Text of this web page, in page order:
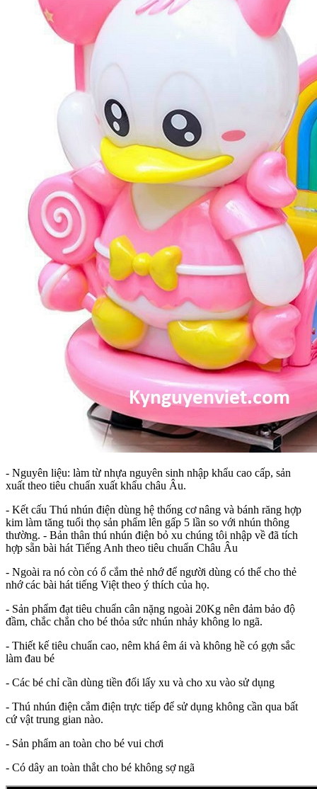
- Nguyên liệu: làm từ nhựa nguyên sinh nhập khẩu cao cấp, sản
xuất theo tiêu chuẩn xuất khẩu châu Âu.
- Kết cấu Thú nhún điện dùng hệ thống cơ nâng và bánh răng hợp
kim làm tăng tuổi thọ sản phẩm lên gấp 5 lần so với nhún thông
thường. - Bản thân thú nhún điện bỏ xu chúng tôi nhập về đã tích
hợp sẵn bài hát Tiếng Anh theo tiêu chuẩn Châu Âu
- Ngoài ra nó còn có ổ cắm thẻ nhớ để người dùng có thể cho thẻ
nhớ các bài hát tiếng Việt theo ý thích của họ.
- Sản phẩm đạt tiêu chuẩn cân nặng ngoài 20Kg nên đảm bảo độ
đầm, chắc chắn cho bé thỏa sức nhún nhảy không lo ngã.
- Thiết kế tiêu chuẩn cao, nêm khá êm ái và không hề có gợn sắc
làm đau bé
- Các bé chỉ cần dùng tiền đổi lấy xu và cho xu vào sử dụng
- Thú nhún điện cắm điện trực tiếp để sử dụng không cần qua bất
cứ vật trung gian nào.
- Sản phẩm an toàn cho bé vui chơi
- Có dây an toàn thắt cho bé không sợ ngã